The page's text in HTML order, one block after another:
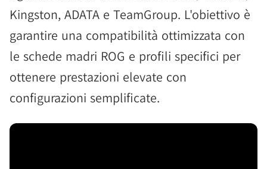
Kingston, ADATA e TeamGroup. L'obiettivo è
garantire una compatibilità ottimizzata con
le schede madri ROG e profili specifici per
ottenere prestazioni elevate con
configurazioni semplificate.